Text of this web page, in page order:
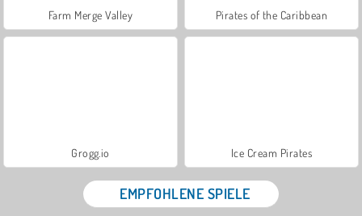
Farm Merge Valley Pirates of the Caribbean
Grogg.io Ice Cream Pirates
EMPFOHLENE SPIELE